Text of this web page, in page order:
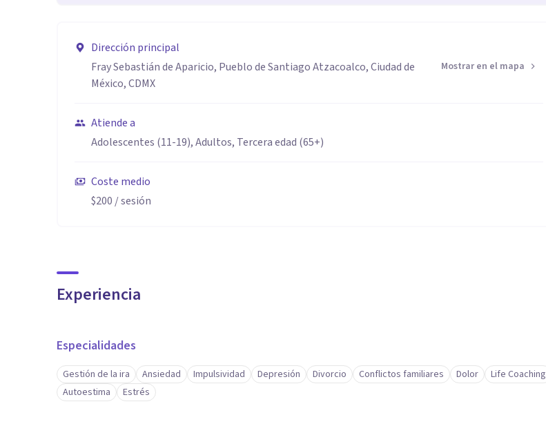
Dirección principal
Fray Sebastián de Aparicio, Pueblo de Santiago Atzacoalco, Ciudad de
México, CDMX
Mostrar en el mapa
Atiende a
Adolescentes (11-19), Adultos, Tercera edad (65+)
Coste medio
$200 / sesión
Experiencia
Especialidades
Gestión de la ira Ansiedad Impulsividad Depresión Divorcio Conflictos familiares Dolor
Life Coaching
Autoestima
Estrés